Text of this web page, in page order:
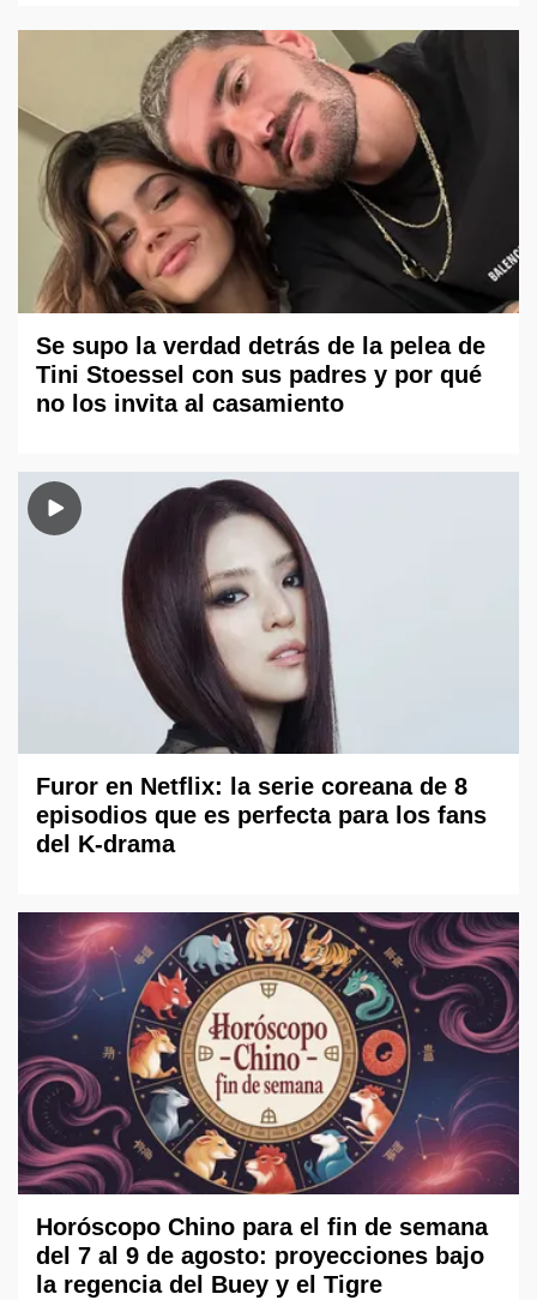
Se supo la verdad detrás de la pelea de
Tini Stoessel con sus padres y por qué
no los invita al casamiento
Furor en Netflix: la serie coreana de 8
episodios que es perfecta para los fans
del K-drama
Horóscopo Chino para el fin de semana
del 7 al 9 de agosto: proyecciones bajo
la regencia del Buey y el Tigre